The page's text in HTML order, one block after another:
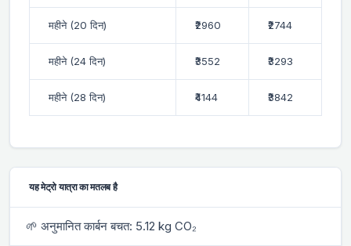
महीने (20 दिन) ₹2960 ₹2744
महीने (24 दिन) ₹3552 ₹3293
महीने (28 दिन) ₹4144 ₹3842
यह मेट्रो यात्रा का मतलब है
🌱 अनुमानित कार्बन बचत: 5.12 kg CO₂